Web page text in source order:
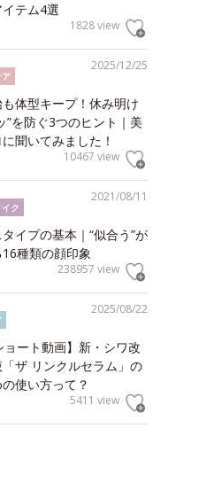
テム4選
1828 view
2025/12/25
ア
体型キープ！休み明け
”を防ぐ3つのヒント｜美
聞いてみました！
10467 view
2021/08/11
ク
イプの基本｜“似合う”が
16種類の顔印象
238957 view
2025/08/22
ョート動画】新・シワ改
ザ リンクルセラム」の
使い方って？
5411 view